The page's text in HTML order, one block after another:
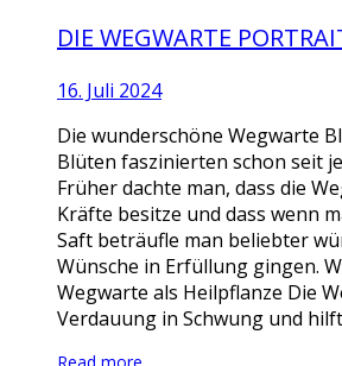
DIE WEGWARTE
16. Juli 2024
Die wunderschöne Wegwarte
Blüten faszinierten schon seit
Früher dachte man, dass die
Kräfte besitze und dass wenn
Saft beträufle man beliebter
Wünsche in Erfüllung gingen.
Wegwarte als Heilpflanze Die
Verdauung in Schwung und